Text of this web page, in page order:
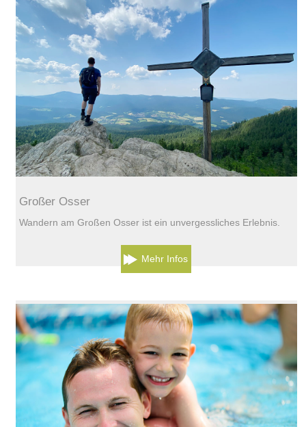
Großer Osser
Wandern am Großen Osser ist ein unvergessliches Erlebnis.
Mehr Infos